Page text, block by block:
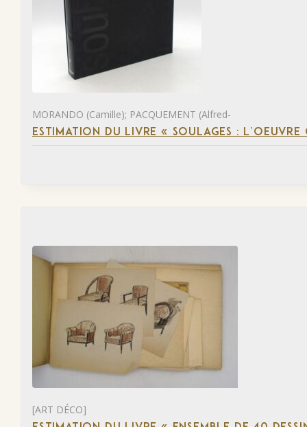
MORANDO (Camille); PACQUEMENT (Alfred-
ESTIMATION DU LIVRE « SOULAGES :
[ART DÉCO]